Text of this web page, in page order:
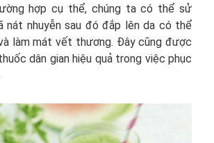
hợp cụ thể, chúng ta có thể sử
nát nhuyễn sau đó đắp lên da có thể
làm mát vết thương. Đây cũng được
dân gian hiệu quả trong việc phục